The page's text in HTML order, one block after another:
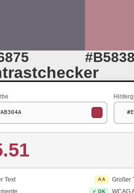
Text AA Großer
✓ OK